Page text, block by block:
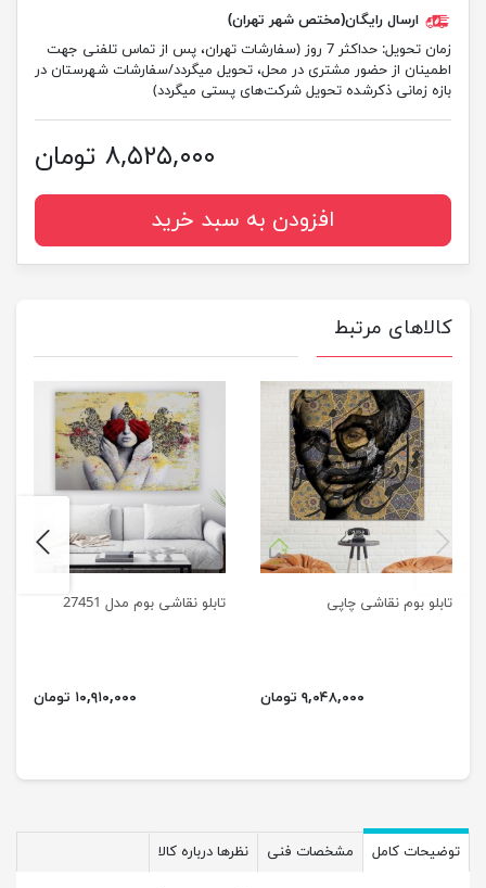
ارسال رایگان(مختص شهر تهران)
زمان تحویل:
حداکثر 7 روز (سفارشات تهران، پس از تماس تلفنی جهت
اطمینان از حضور مشتری در محل، تحویل میگردد/سفارشات شهرستان در
بازه زمانی ذکرشده تحویل شرکت‌های پستی میگردد)
۸,۵۲۵,۰۰۰ تومان
افزودن به سبد خرید
کالاهای مرتبط
تابلو بوم نقاشی چاپی
۹,۰۴۸,۰۰۰ تومان
تابلو نقاشی بوم مدل 27451
۱۰,۹۱۰,۰۰۰ تومان
previus
توضیحات کامل مشخصات فنی نظرها درباره کالا